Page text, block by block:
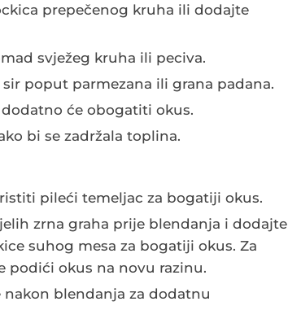
prepečenog kruha ili dodajte
svježeg kruha ili peciva.
poput parmezana ili grana padana.
će obogatiti okus.
bi se zadržala toplina.
pileći temeljac za bogatiji okus.
zrna graha prije blendanja i dodajte
suhog mesa za bogatiji okus. Za
podići okus na novu razinu.
blendanja za dodatnu